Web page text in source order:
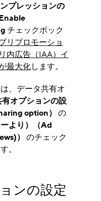
プレッションの
​ チェックボック
リプロモーショ
内広告（IAA）イ
最大化します。
、データ共有オ
オプションの設
option） ​ の
より）（Ad
） ​ のチェック
。
ンの設定